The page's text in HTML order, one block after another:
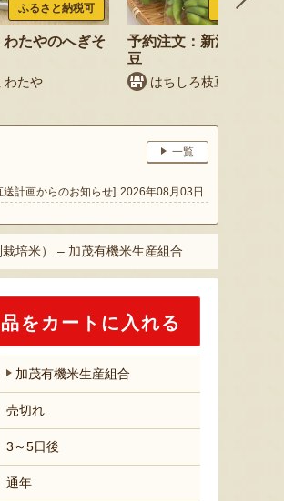
ふるさと納税可
わたやのへぎそ
わたや
ふるさと納
予約注文：新潟産 枝豆
豆
はちしろ枝豆農園
一覧
送計画からのお知らせ] 2026年08月03日
培米） – 加茂有機米生産組合
をカートに入れる
加茂有機米生産組合
売切れ
3～5日後
通年